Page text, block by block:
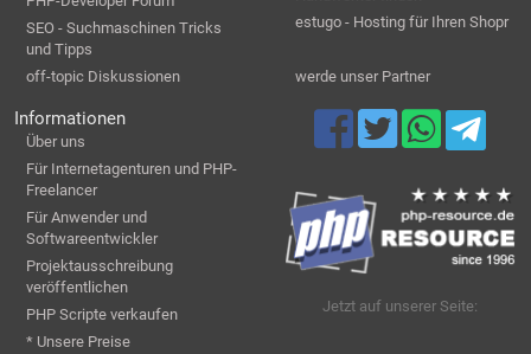
SEO - Suchmaschinen Tricks
und Tipps
off-topic Diskussionen
estugo - Hosting für Ihren Shopr
werde unser Partner
Informationen
Über uns
Für Internetagenturen und PHP-
Freelancer
Für Anwender und
Softwareentwickler
Projektausschreibung
veröffentlichen
PHP Scripte verkaufen
* Unsere Preise
Jetzt auf unserer Seite: